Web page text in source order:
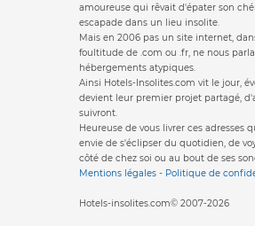
amoureuse qui rêvait d'épater son
escapade dans un lieu insolite.
Mais en 2006 pas un site internet,
foultitude de .com ou .fr, ne nous
hébergements atypiques.
Ainsi Hotels-Insolites.com vit le jour,
devient leur premier projet partagé,
suivront.
Heureuse de vous livrer ces adresses
envie de s'éclipser du quotidien, de
côté de chez soi ou au bout de ses
Mentions légales - Politique de
Hotels-insolites.com© 2007-2026